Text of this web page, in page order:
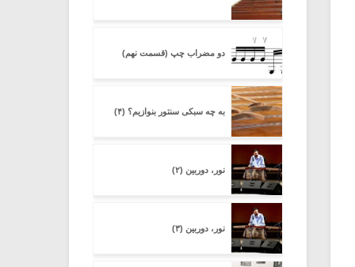
دو مضراب چپ (قسمت نهم)
به چه سبکی سنتور بنوازیم؟ (۴)
نور، دوربین (۲)
نور، دوربین (۳)